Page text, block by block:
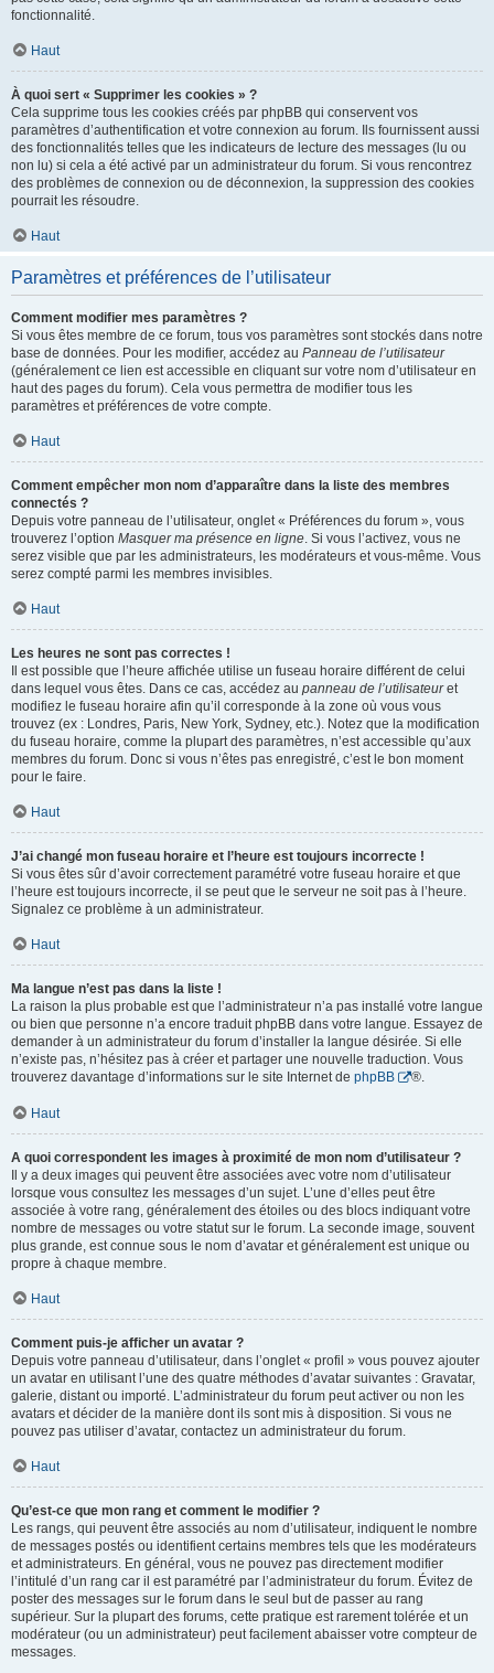
fonctionnalité.
Haut
À quoi sert « Supprimer les cookies » ?
Cela supprime tous les cookies créés par phpBB qui conservent vos
paramètres d’authentification et votre connexion au forum. Ils fournissent aussi
des fonctionnalités telles que les indicateurs de lecture des messages (lu ou
non lu) si cela a été activé par un administrateur du forum. Si vous rencontrez
des problèmes de connexion ou de déconnexion, la suppression des cookies
pourrait les résoudre.
Haut
Paramètres et préférences de l’utilisateur
Comment modifier mes paramètres ?
Si vous êtes membre de ce forum, tous vos paramètres sont stockés dans notre
base de données. Pour les modifier, accédez au Panneau de l’utilisateur
(généralement ce lien est accessible en cliquant sur votre nom d’utilisateur en
haut des pages du forum). Cela vous permettra de modifier tous les
paramètres et préférences de votre compte.
Haut
Comment empêcher mon nom d’apparaître dans la liste des membres
connectés ?
Depuis votre panneau de l’utilisateur, onglet « Préférences du forum », vous
trouverez l’option Masquer ma présence en ligne. Si vous l’activez, vous ne
serez visible que par les administrateurs, les modérateurs et vous-même. Vous
serez compté parmi les membres invisibles.
Haut
Les heures ne sont pas correctes !
Il est possible que l’heure affichée utilise un fuseau horaire différent de celui
dans lequel vous êtes. Dans ce cas, accédez au panneau de l’utilisateuret
modifiez le fuseau horaire afin qu’il corresponde à la zone où vous vous
trouvez (ex : Londres, Paris, New York, Sydney, etc.). Notez que la modification
du fuseau horaire, comme la plupart des paramètres, n’est accessible qu’aux
membres du forum. Donc si vous n’êtes pas enregistré, c’est le bon moment
pour le faire.
Haut
J’ai changé mon fuseau horaire et l’heure est toujours incorrecte !
Si vous êtes sûr d’avoir correctement paramétré votre fuseau horaire et que
l’heure est toujours incorrecte, il se peut que le serveur ne soit pas à l’heure.
Signalez ce problème à un administrateur.
Haut
Ma langue n’est pas dans la liste !
La raison la plus probable est que l’administrateur n’a pas installé votre langue
ou bien que personne n’a encore traduit phpBB dans votre langue. Essayez de
demander à un administrateur du forum d’installer la langue désirée. Si elle
n’existe pas, n’hésitez pas à créer et partager une nouvelle traduction. Vous
trouverez davantage d’informations sur le site Internet de phpBB ®.
Haut
A quoi correspondent les images à proximité de mon nom d’utilisateur ?
Il y a deux images qui peuvent être associées avec votre nom d’utilisateur
lorsque vous consultez les messages d’un sujet. L’une d’elles peut être
associée à votre rang, généralement des étoiles ou des blocs indiquant votre
nombre de messages ou votre statut sur le forum. La seconde image, souvent
plus grande, est connue sous le nom d’avatar et généralement est unique ou
propre à chaque membre.
Haut
Comment puis-je afficher un avatar ?
Depuis votre panneau d’utilisateur, dans l’onglet « profil » vous pouvez ajouter
un avatar en utilisant l’une des quatre méthodes d’avatar suivantes : Gravatar,
galerie, distant ou importé. L’administrateur du forum peut activer ou non les
avatars et décider de la manière dont ils sont mis à disposition. Si vous ne
pouvez pas utiliser d’avatar, contactez un administrateur du forum.
Haut
Qu’est-ce que mon rang et comment le modifier ?
Les rangs, qui peuvent être associés au nom d’utilisateur, indiquent le nombre
de messages postés ou identifient certains membres tels que les modérateurs
et administrateurs. En général, vous ne pouvez pas directement modifier
l’intitulé d’un rang car il est paramétré par l’administrateur du forum. Évitez de
poster des messages sur le forum dans le seul but de passer au rang
supérieur. Sur la plupart des forums, cette pratique est rarement tolérée et un
modérateur (ou un administrateur) peut facilement abaisser votre compteur de
messages.